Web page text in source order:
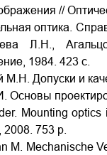
//
оптика.
Л.Н.,
1984. 423 с.
М.Н. Допуски и
Основы
Mounting
753 p.
M. Mechanische